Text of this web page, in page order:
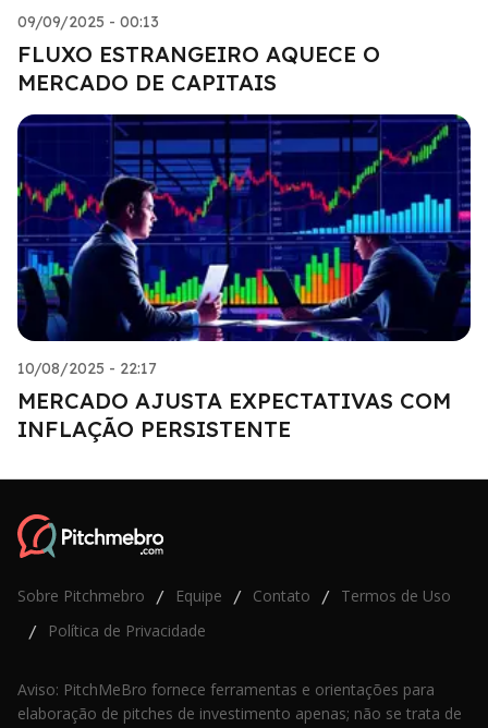
09/09/2025 - 00:13
FLUXO ESTRANGEIRO AQUECE O
MERCADO DE CAPITAIS
10/08/2025 - 22:17
MERCADO AJUSTA EXPECTATIVAS COM
INFLAÇÃO PERSISTENTE
Sobre Pitchmebro / Equipe / Contato / Termos de Uso
/ Política de Privacidade
Aviso: PitchMeBro fornece ferramentas e orientações para
elaboração de pitches de investimento apenas; não se trata de